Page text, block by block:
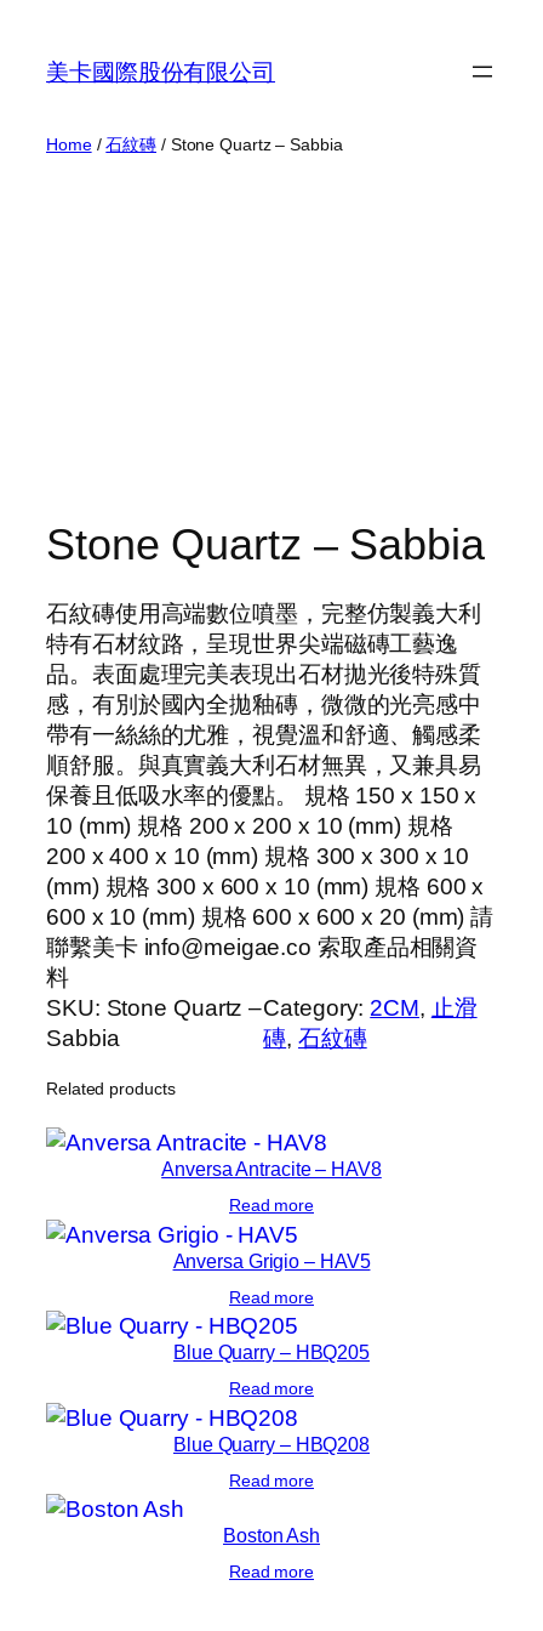
content
美卡國際股份有限公司
Home/石紋磚 / Stone Quartz – Sabbia
Stone Quartz – Sabbia
石紋磚使用高端數位噴墨，完整仿製義大利
特有石材紋路，呈現世界尖端磁磚工藝逸
品。表面處理完美表現出石材拋光後特殊質
感，有別於國內全拋釉磚，微微的光亮感中
帶有一絲絲的尤雅，視覺溫和舒適、觸感柔
順舒服。與真實義大利石材無異，又兼具易
保養且低吸水率的優點。 規格 150 x 150 x
10 (mm) 規格 200 x 200 x 10 (mm) 規格
200 x 400 x 10 (mm) 規格 300 x 300 x 10
(mm) 規格 300 x 600 x 10 (mm) 規格 600 x
600 x 10 (mm) 規格 600 x 600 x 20 (mm) 請
聯繫美卡 info@meigae.co 索取產品相關資
料
SKU: Stone Quartz –
Sabbia
Category: 2CM, 止滑
磚, 石紋磚
Related products
Anversa Antracite – HAV8
Read more
Anversa Grigio – HAV5
Read more
Blue Quarry – HBQ205
Read more
Blue Quarry – HBQ208
Read more
Boston Ash
Read more